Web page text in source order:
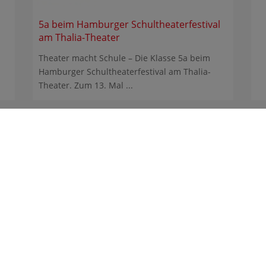
5a beim Hamburger Schultheaterfestival
am Thalia-Theater
Theater macht Schule – Die Klasse 5a beim
Hamburger Schultheaterfestival am Thalia-
Theater. Zum 13. Mal ...